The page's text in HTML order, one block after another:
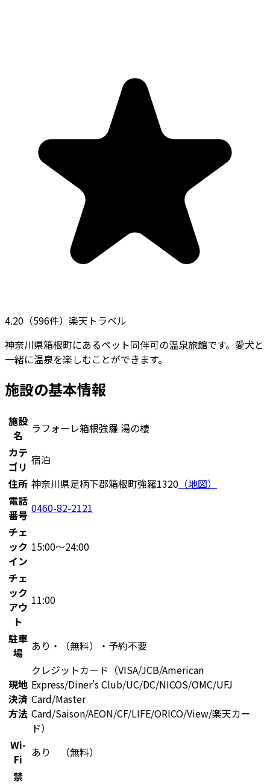
4.20 （596件） 楽天トラベル
神奈川県箱根町にあるペット同伴可の温泉旅館です。愛犬と
一緒に温泉を楽しむことができます。
施設の基本情報
施設
名
ラフォーレ箱根強羅 湯の棲
カテ
ゴリ 宿泊
住所 神奈川県足柄下郡箱根町強羅1320 （地図）
電話
番号 0460-82-2121
チェ
ック
イン
15:00〜24:00
チェ
ック
アウ
ト
11:00
駐車
場
あり・（無料）・予約不要
現地
決済
方法
クレジットカード（VISA/JCB/American
Express/Diner's Club/UC/DC/NICOS/OMC/UFJ
Card/Master
Card/Saison/AEON/CF/LIFE/ORICO/View/楽天カー
ド）
Wi-
Fi
あり （無料）
禁